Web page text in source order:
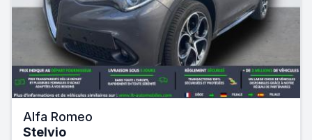
Alfa Romeo
Stelvio